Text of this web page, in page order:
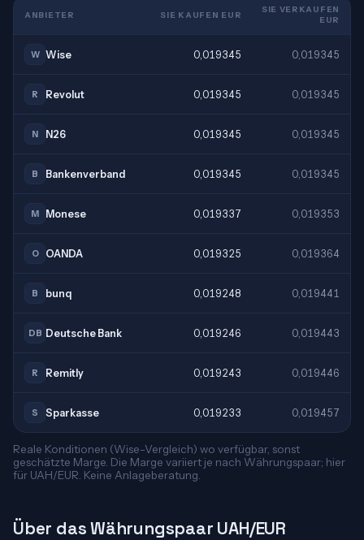
ANBIETER SIE KAUFEN EUR
SIE VERKAUFEN
EUR
W Wise 0,019345 0,019345
R Revolut 0,019345 0,019345
N N26 0,019345 0,019345
B Bankenverband 0,019345 0,019345
M Monese 0,019337 0,019353
O OANDA 0,019325 0,019364
B bunq 0,019248 0,019441
DB Deutsche Bank 0,019246 0,019443
R Remitly 0,019243 0,019446
S Sparkasse 0,019233 0,019457
Reale Konditionen (Wise-Vergleich) wo verfügbar, sonst
geschätzte Marge. Die Marge variiert je nach Währungspaar; hier
für UAH/EUR. Keine Anlageberatung.
Über das Währungspaar UAH/EUR